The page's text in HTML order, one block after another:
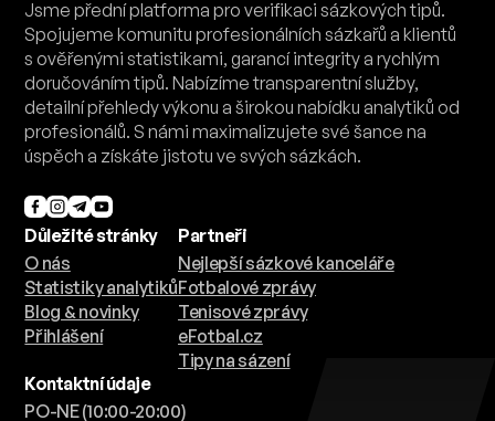
Jsme přední platforma pro verifikaci sázkových tipů.
Spojujeme komunitu profesionálních sázkařů a klientů
s ověřenými statistikami, garancí integrity a rychlým
doručováním tipů. Nabízíme transparentní služby,
detailní přehledy výkonu a širokou nabídku analytiků od
profesionálů. S námi maximalizujete své šance na
úspěch a získáte jistotu ve svých sázkách.
Důležité stránky
O nás
Statistiky analytiků
Blog & novinky
Přihlášení
Partneři
Nejlepší sázkové kanceláře
Fotbalové zprávy
Tenisové zprávy
eFotbal.cz
Tipy na sázení
Kontaktní údaje
PO-NE (10:00-20:00)